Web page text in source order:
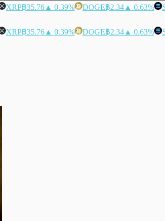
XRP฿35.76 ▲ 0.39% DOGE฿2.34 ▲ 0.63%
XRP฿35.76 ▲ 0.39% DOGE฿2.34 ▲ 0.63%